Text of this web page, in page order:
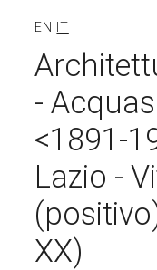
EN IT
-
<1891-
Lazio -
XX)